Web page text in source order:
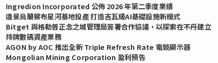
Ingredion Incorporated 公佈 2026 年第二季度業績
遠景烏蘭察布星河基地投產 打造吉瓦級AI基礎設施新模式
Bitget 與格勒普正念之城管理局簽署合作協議，以探索在不丹建立
持牌數碼資產業務
AGON by AOC 推出全新 Triple Refresh Rate 電競顯示器
Mongolian Mining Corporation 盈利預告